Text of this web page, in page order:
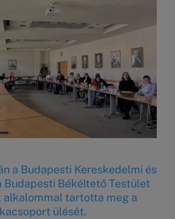
a Budapesti Kereskedelmi és
Budapesti Békéltető Testület
alkalommal tartotta meg a
ülését.